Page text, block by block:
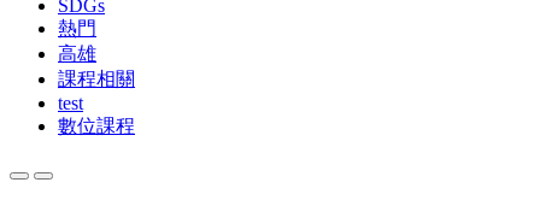
SDGs
熱門
高雄
課程相關
test
數位課程